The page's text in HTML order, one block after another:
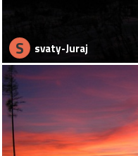
S svaty-Juraj